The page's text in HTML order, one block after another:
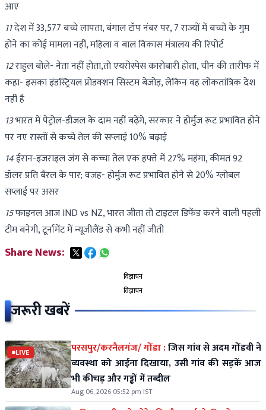
आए
11देश में 33,577 बच्चे लापता, बंगाल टॉप नंबर पर, 7 राज्यों में बच्चों के गुम
होने का कोई मामला नहीं, महिला व बाल विकास मंत्रालय की रिपोर्ट
12राहुल बोले- नेता नहीं होता,तो एयरोस्पेस कारोबारी होता, चीन की तारीफ में
कहा- इसका इंडस्ट्रियल प्रोडक्शन सिस्टम बेजोड़, लेकिन वह लोकतांत्रिक देश
नहीं है
13भारत में पेट्रोल-डीजल के दाम नहीं बढ़ेंगे, सरकार ने होर्मुज रूट प्रभावित होने
पर नए रास्तों से कच्चे तेल की सप्लाई 10% बढ़ाई
14ईरान-इजराइल जंग से कच्चा तेल एक हफ्ते में 27% महंगा, कीमत 92
डॉलर प्रति बैरल के पार; वजह- होर्मुज रूट प्रभावित होने से 20% ग्लोबल
सप्लाई पर असर
15फाइनल आज IND vs NZ, भारत जीता तो टाइटल डिफेंड करने वाली पहली
टीम बनेगी, टूर्नामेंट में न्यूजीलैंड से कभी नहीं जीती
Share News:
विज्ञापन
विज्ञापन
जरूरी खबरें
LIVE परसपुर/करनैलगंज/ गोंडा :जिस गांव से अदम गोंडवी ने
व्यवस्था को आईना दिखाया, उसी गांव की सड़कें आज
भी कीचड़ और गड्ढों में तब्दील
Aug 06, 2026 05:52 pm IST